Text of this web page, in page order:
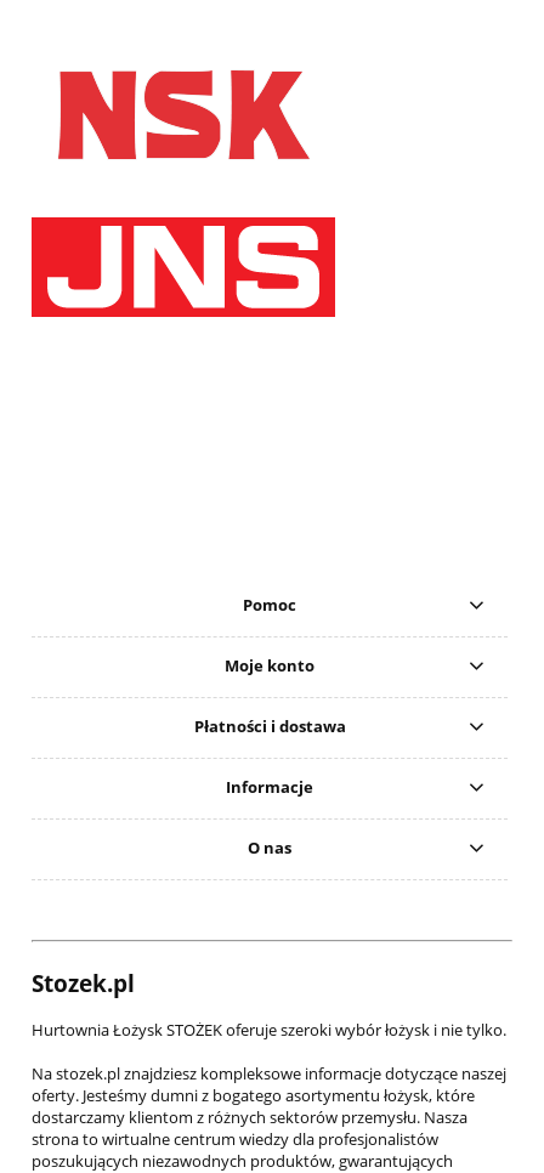
Pomoc
Moje konto
Płatności i dostawa
Informacje
O nas
Stozek.pl
Hurtownia Łożysk STOŻEK oferuje szeroki wybór łożysk i nie tylko.
Na stozek.pl znajdziesz kompleksowe informacje dotyczące naszej
oferty. Jesteśmy dumni z bogatego asortymentu łożysk, które
dostarczamy klientom z różnych sektorów przemysłu. Nasza
strona to wirtualne centrum wiedzy dla profesjonalistów
poszukujących niezawodnych produktów, gwarantujących